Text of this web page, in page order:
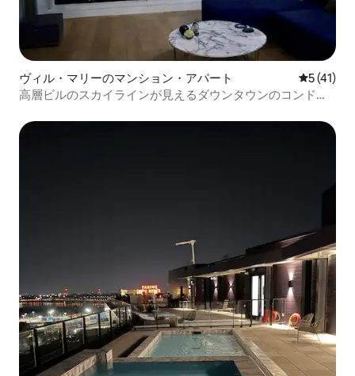
ヴィル・マリーのマンション・アパート レビュー
5 (41)
高層ビルのスカイラインが見えるダウンタウンのコンドミ